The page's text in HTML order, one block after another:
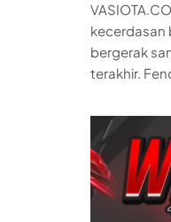
kecerdasan
bergerak
terakhir.